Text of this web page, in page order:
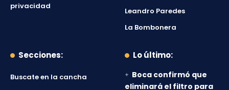
privacidad
Leandro Paredes
La Bombonera
Secciones:
Buscate en la cancha
Lo último:
Boca confirmó que
eliminará el filtro para